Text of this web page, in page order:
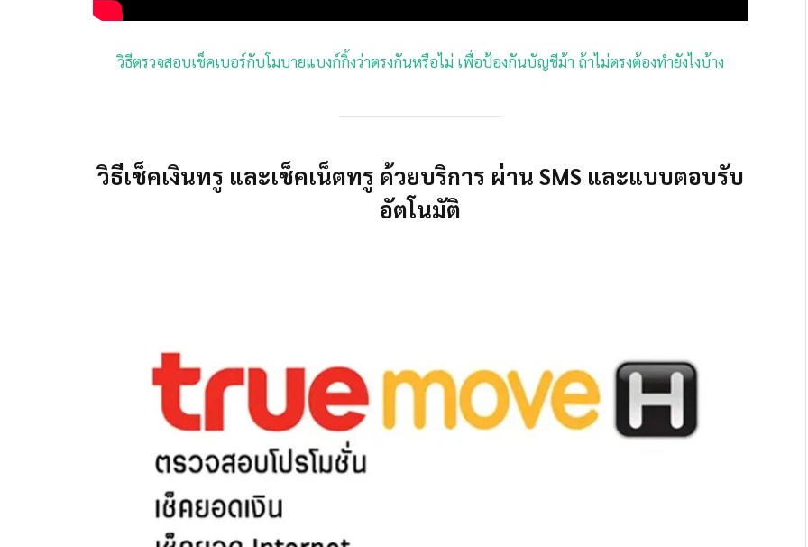
วิธีตรวจสอบเช็คเบอร์กับโมบายแบงก์กิ้งว่าตรงกันหรือไม่ เพื่อป้องกันบัญชีม้า ถ้าไม่ตรงต้องทำยังไงบ้าง
วิธีเช็คเงินทรู และเช็คเน็ตทรู ด้วยบริการ ผ่าน SMS และแบบตอบรับ
อัตโนมัติ